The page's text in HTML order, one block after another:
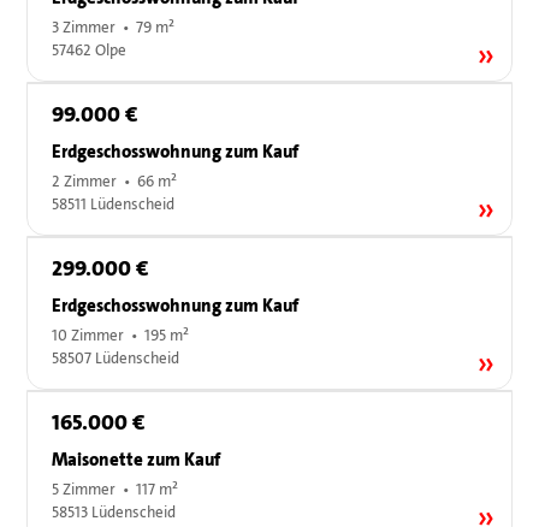
3 Zimmer • 79 m²
57462 Olpe
99.000 €
Erdgeschosswohnung zum Kauf
2 Zimmer • 66 m²
58511 Lüdenscheid
299.000 €
Erdgeschosswohnung zum Kauf
10 Zimmer • 195 m²
58507 Lüdenscheid
165.000 €
Maisonette zum Kauf
5 Zimmer • 117 m²
58513 Lüdenscheid